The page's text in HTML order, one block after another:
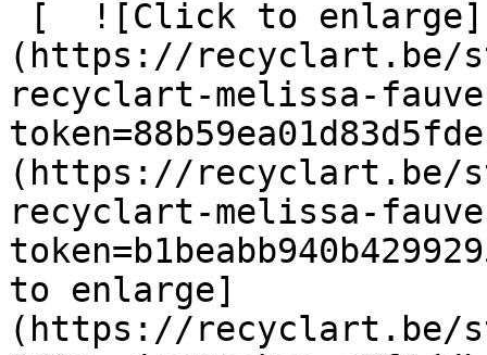
(https://recyclart.be/
recyclart-melissa-
(https://recyclart.be/
recyclart-melissa-
to enlarge]
(https://recyclart.be/